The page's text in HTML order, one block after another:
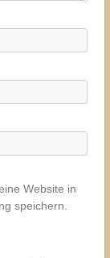
Website in
speichern.